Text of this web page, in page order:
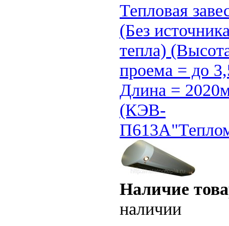
Тепловая
(Без
тепла)
проема = до
Длина =
(КЭВ-
Наличие
наличии